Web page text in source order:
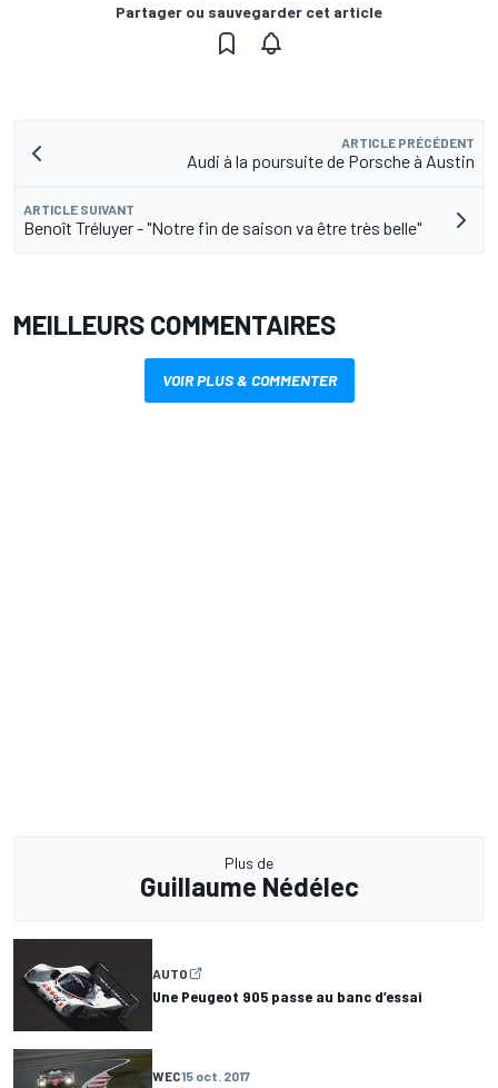
Partager ou sauvegarder cet article
ARTICLE PRÉCÉDENT
Audi à la poursuite de Porsche à Austin
ARTICLE SUIVANT
Benoît Tréluyer - "Notre fin de saison va être très belle"
MEILLEURS COMMENTAIRES
VOIR PLUS & COMMENTER
Plus de
Guillaume Nédélec
AUTO
Une Peugeot 905 passe au banc d’essai
WEC15 oct. 2017